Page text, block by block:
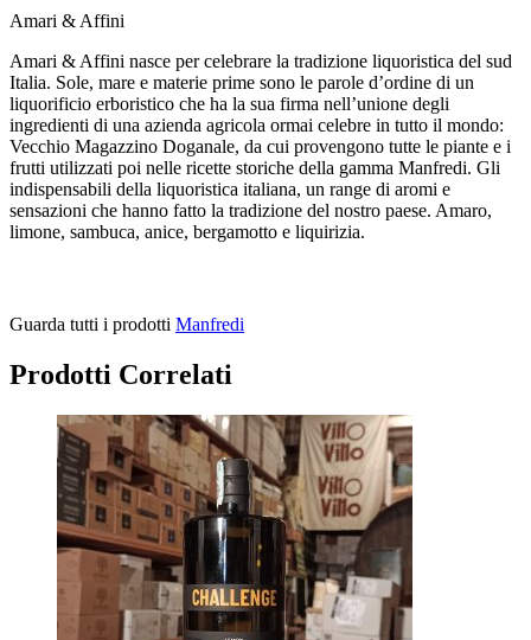
Amari & Affini
Amari & Affini nasce per celebrare la tradizione liquoristica del sud
Italia. Sole, mare e materie prime sono le parole d’ordine di un
liquorificio erboristico che ha la sua firma nell’unione degli
ingredienti di una azienda agricola ormai celebre in tutto il mondo:
Vecchio Magazzino Doganale, da cui provengono tutte le piante e i
frutti utilizzati poi nelle ricette storiche della gamma Manfredi. Gli
indispensabili della liquoristica italiana, un range di aromi e
sensazioni che hanno fatto la tradizione del nostro paese. Amaro,
limone, sambuca, anice, bergamotto e liquirizia.
Guarda tutti i prodotti Manfredi
Prodotti Correlati